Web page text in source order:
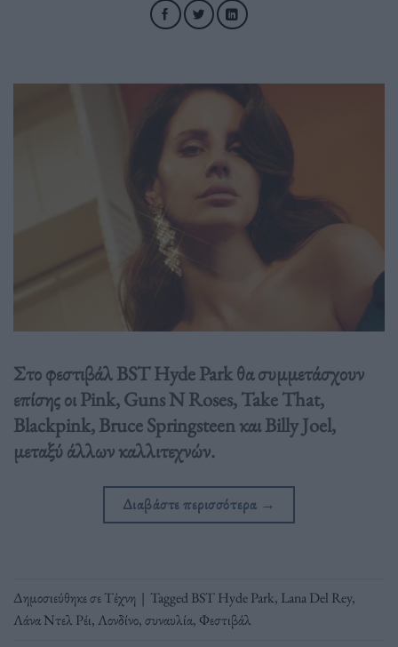
Στο φεστιβάλ BST Hyde Park θα συμμετάσχουν
επίσης οι Pink, Guns N Roses, Take That,
Blackpink, Bruce Springsteen και Billy Joel,
μεταξύ άλλων καλλιτεχνών.
Διαβάστε περισσότερα →
Δημοσιεύθηκε σεΤέχνη | TaggedBST Hyde Park, Lana Del Rey,
Λάνα Ντελ Ρέι,Λονδίνο,συναυλία, Φεστιβάλ